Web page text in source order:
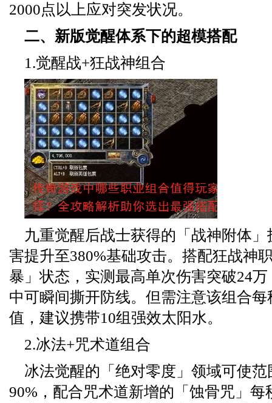
2000点以上应对突发状况。
二、新版觉醒体系下的超模搭配
1.觉醒战+狂战神组合
九重觉醒后战士获得的「战神附体
害提升至380%基础攻击。搭配狂战神
暴」状态，实测最高单次伤害突破24
中可瞬间撕开防线。但需注意该组合每
值，建议携带10组强效太阳水。
2.冰法+咒术道组合
冰法觉醒的「绝对零度」领域可使
90%，配合咒术道新增的「蚀骨咒」每